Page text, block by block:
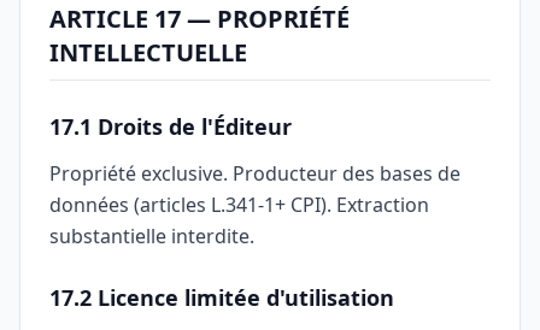
ARTICLE 17 — PROPRIÉTÉ
INTELLECTUELLE
17.1 Droits de l'Éditeur
Propriété exclusive. Producteur des bases de
données (articles L.341-1+ CPI). Extraction
substantielle interdite.
17.2 Licence limitée d'utilisation